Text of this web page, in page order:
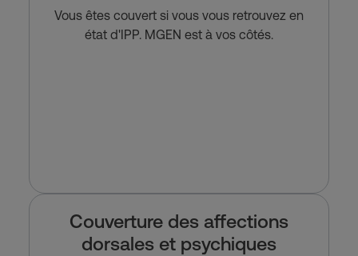
Vous êtes couvert si vous vous retrouvez en
état d'IPP. MGEN est à vos côtés.
Couverture des affections
dorsales et psychiques